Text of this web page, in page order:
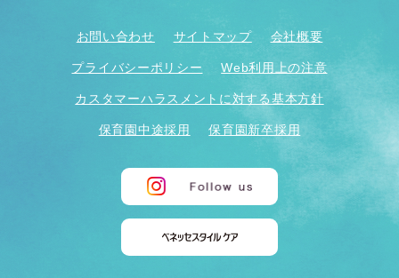
お問い合わせ サイトマップ 会社概要
プライバシーポリシー Web利用上の注意
カスタマーハラスメントに対する基本方針
保育園中途採用 保育園新卒採用